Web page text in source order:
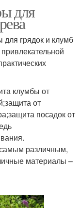
для
грядок и клумб
клумбы от
от
посадок от
различным,
материалы –